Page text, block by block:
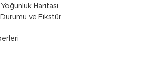
Haritası
ve Fikstür